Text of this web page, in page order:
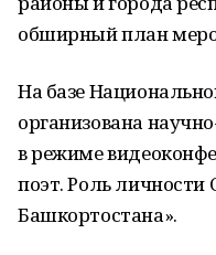
обширный план
На базе
организована
в режиме
поэт. Роль личности
Башкортостана».